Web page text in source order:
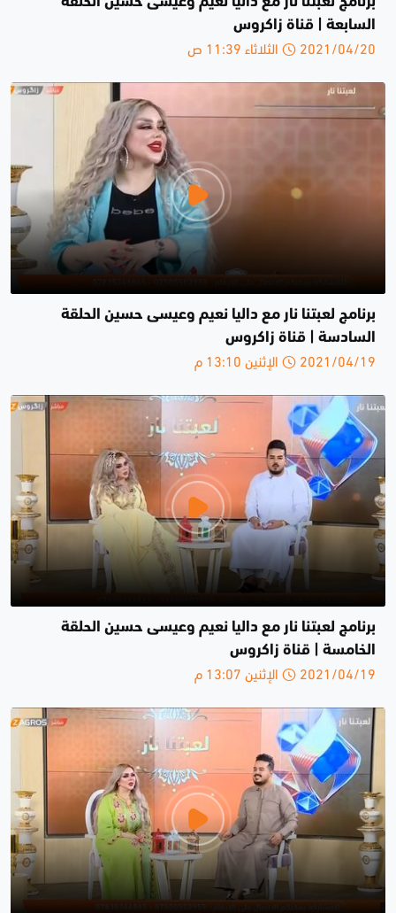
السابعة | قناة زاكروس
2021/04/20 الثلاثاء 11:39 ص
برنامج لعبتنا نار مع داليا نعيم وعيسى حسين الحلقة
السادسة | قناة زاكروس
2021/04/19 الإثنين 13:10 م
برنامج لعبتنا نار مع داليا نعيم وعيسى حسين الحلقة
الخامسة | قناة زاكروس
2021/04/19 الإثنين 13:07 م